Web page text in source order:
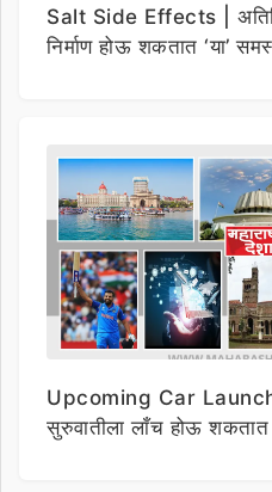
Salt Side Effects |
निर्माण होऊ शकतात ‘या’
Upcoming Car Launch |
सुरुवातीला लाँच होऊ शकतात